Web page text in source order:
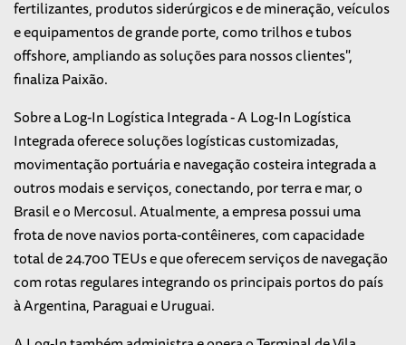
fertilizantes, produtos siderúrgicos e de mineração, veículos
e equipamentos de grande porte, como trilhos e tubos
offshore, ampliando as soluções para nossos clientes",
finaliza Paixão.
Sobre a Log-In Logística Integrada -A Log-In Logística
Integrada oferece soluções logísticas customizadas,
movimentação portuária e navegação costeira integrada a
outros modais e serviços, conectando, por terra e mar, o
Brasil e o Mercosul. Atualmente, a empresa possui uma
frota de nove navios porta-contêineres, com capacidade
total de 24.700 TEUs e que oferecem serviços de navegação
com rotas regulares integrando os principais portos do país
à Argentina, Paraguai e Uruguai.